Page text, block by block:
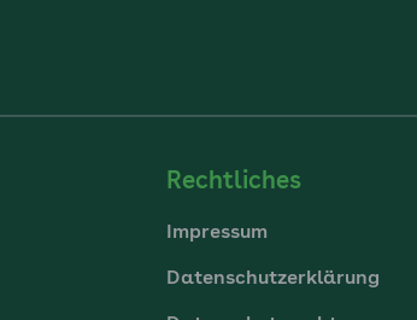
Rechtliches
Impressum
Datenschutzerklärung